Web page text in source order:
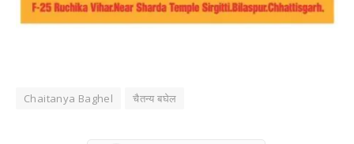
Chaitanya Baghel चैतन्य बघेल